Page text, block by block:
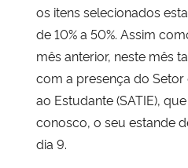
Banco Central do Brasil
os itens selecionados
de 10% a 50%. Assim
mês anterior, neste mês
com a presença do
ao Estudante (SATIE),
conosco, o seu estande
dia 9.